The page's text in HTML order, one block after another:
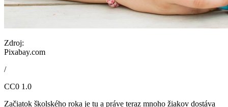
Zdroj:
Pixabay.com
/
CC0 1.0
Začiatok školského roka je tu a práve teraz mnoho žiakov dostáva